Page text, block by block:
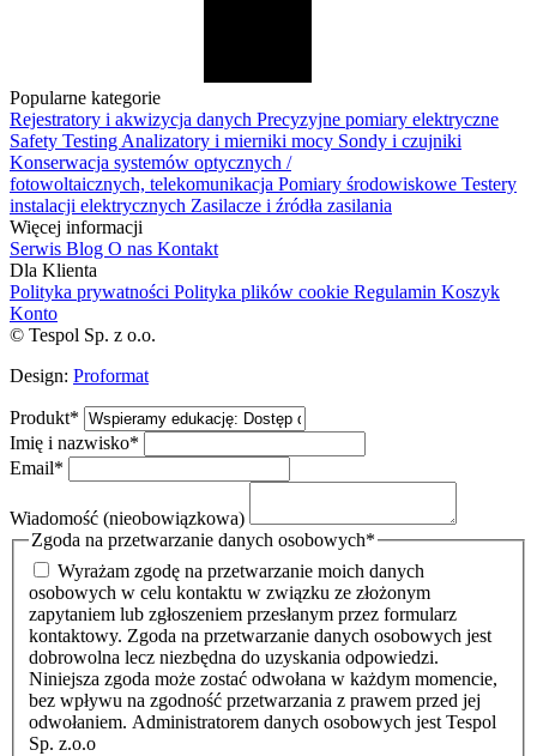
Popularne kategorie
Rejestratory i akwizycja danych Precyzyjne pomiary elektryczne
Safety TestingAnalizatory i mierniki mocy Sondy i czujniki
Konserwacja systemów optycznych /
fotowoltaicznych, telekomunikacja Pomiary środowiskowe Testery
instalacji elektrycznych Zasilacze i źródła zasilania
Więcej informacji
Serwis Blog O nas Kontakt
Dla Klienta
Polityka prywatności Polityka plików cookie Regulamin Koszyk
Konto
© Tespol Sp. z o.o.
Design: Proformat
Produkt*
Imię i nazwisko*
Email*
Wiadomość (nieobowiązkowa)
Zgoda na przetwarzanie danych osobowych*
Wyrażam zgodę na przetwarzanie moich danych
osobowych w celu kontaktu w związku ze złożonym
zapytaniem lub zgłoszeniem przesłanym przez formularz
kontaktowy. Zgoda na przetwarzanie danych osobowych jest
dobrowolna lecz niezbędna do uzyskania odpowiedzi.
Niniejsza zgoda może zostać odwołana w każdym momencie,
bez wpływu na zgodność przetwarzania z prawem przed jej
odwołaniem. Administratorem danych osobowych jest Tespol
Sp. z.o.o